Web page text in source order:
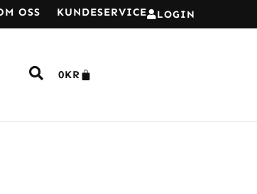
LOGIN
OSS KUNDESERVICE
0KR